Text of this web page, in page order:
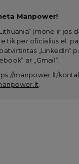
Manpower!
įmone ir jos
tik per oficialius el.
„LinkedIn“
ar „Gmail“.
manpower.lt/
.